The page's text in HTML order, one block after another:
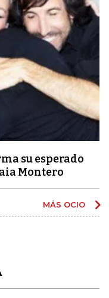
su esperado
Montero
MÁS OCIO